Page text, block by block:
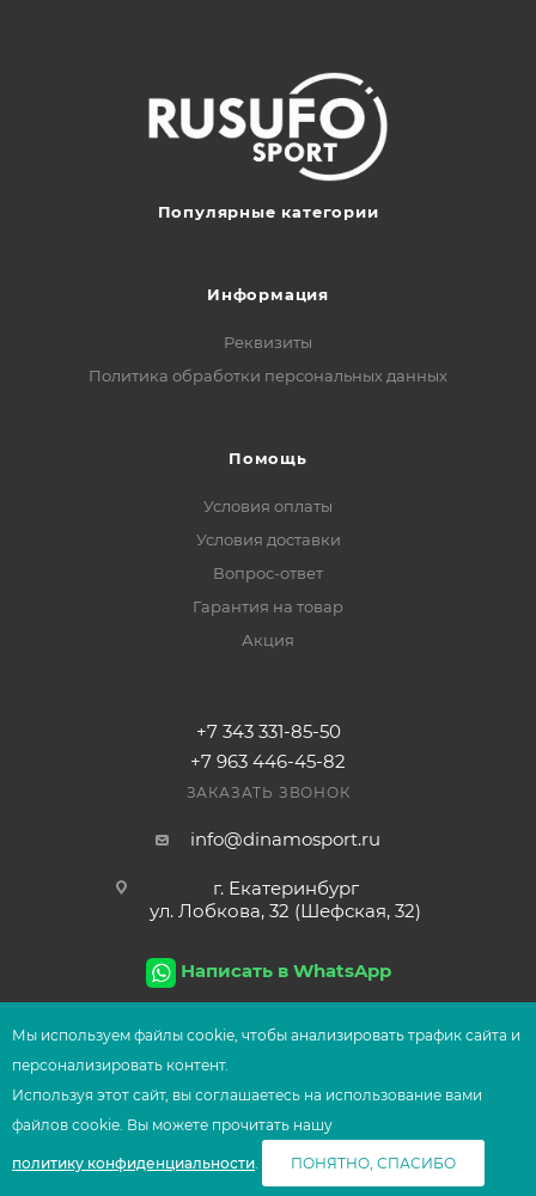
В КОРЗИНУ
Популярные категории
Информация
Реквизиты
Политика обработки персональных данных
Помощь
Условия оплаты
Условия доставки
Вопрос-ответ
Гарантия на товар
Акция
+7 343 331-85-50
+7 963 446-45-82
ЗАКАЗАТЬ ЗВОНОК
info@dinamosport.ru
г. Екатеринбург
ул. Лобкова, 32 (Шефская, 32)
Написать в WhatsApp
2026© Сеть магазинов UFOsport
Мы используем файлы сооkіе, чтобы анализировать трафик сайта и
персонализировать контент.
Используя этот сайт, вы соглашаетесь на использование вами
файлов сооkіе. Вы можете прочитать нашу
политику конфиденциальности.
ПОНЯТНО, СПАСИБО